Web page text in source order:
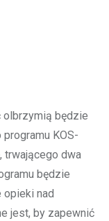
olbrzymią będzie
KOS-
trwającego dwa
będzie
opieki nad
jest, by zapewnić